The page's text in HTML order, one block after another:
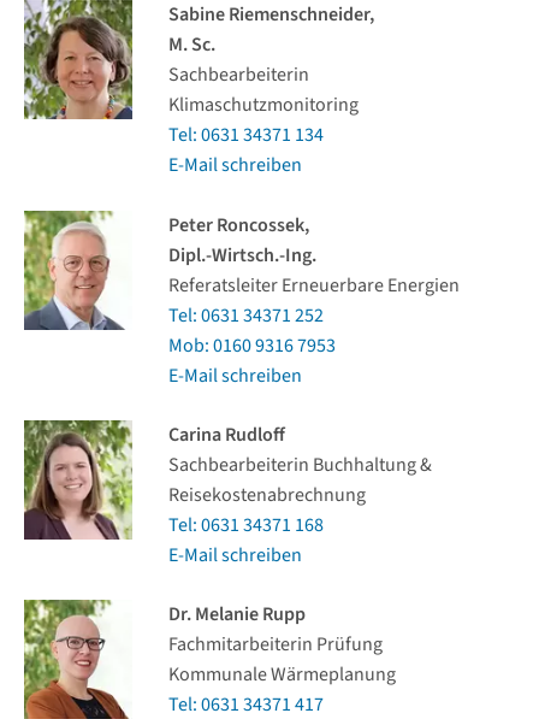
Sabine Riemenschneider,
M. Sc.
Sachbearbeiterin
Klimaschutzmonitoring
Tel: 0631 34371 134
E-Mail schreiben
Peter Roncossek,
Dipl.-Wirtsch.-Ing.
Referatsleiter Erneuerbare Energien
Tel: 0631 34371 252
Mob: 0160 9316 7953
E-Mail schreiben
Carina Rudloff
Sachbearbeiterin Buchhaltung &
Reisekostenabrechnung
Tel: 0631 34371 168
E-Mail schreiben
Dr. Melanie Rupp
Fachmitarbeiterin Prüfung
Kommunale Wärmeplanung
Tel: 0631 34371 417